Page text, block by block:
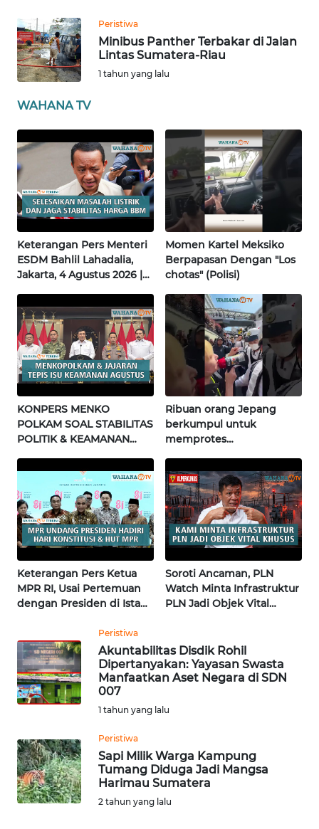
Peristiwa
Minibus Panther Terbakar di Jalan
Lintas Sumatera-Riau
1 tahun yang lalu
WAHANA TV
Keterangan Pers Menteri
ESDM Bahlil Lahadalia,
Jakarta, 4 Agustus 2026 |
Momen Kartel Meksiko
Berpapasan Dengan "Los
chotas" (Polisi)
KONPERS MENKO
POLKAM SOAL STABILITAS
POLITIK & KEAMANAN
Terkini
Ribuan orang Jepang
berkumpul untuk
memprotes
pertama di Fujisawa
Keterangan Pers Ketua
MPR RI, Usai Pertemuan
dengan Presiden di Istana
Soroti Ancaman, PLN
Watch Minta Infrastruktur
PLN Jadi Objek Vital
Peristiwa
Akuntabilitas Disdik Rohil
Dipertanyakan: Yayasan Swasta
Manfaatkan Aset Negara di SDN
007
1 tahun yang lalu
Peristiwa
Sapi Milik Warga Kampung
Tumang Diduga Jadi Mangsa
Harimau Sumatera
2 tahun yang lalu
WN
JAMBI
WN
SULTRA
WN
WN
SULTENG
WN
SULBAR
WN
BABEL
WN
SUMBAR
WN
SUMSEL
BENGKULU
WN
LAMPUNG
WN
JATENG
NUSANTARA
WN
JOGJA
JATIM
WN
BALI